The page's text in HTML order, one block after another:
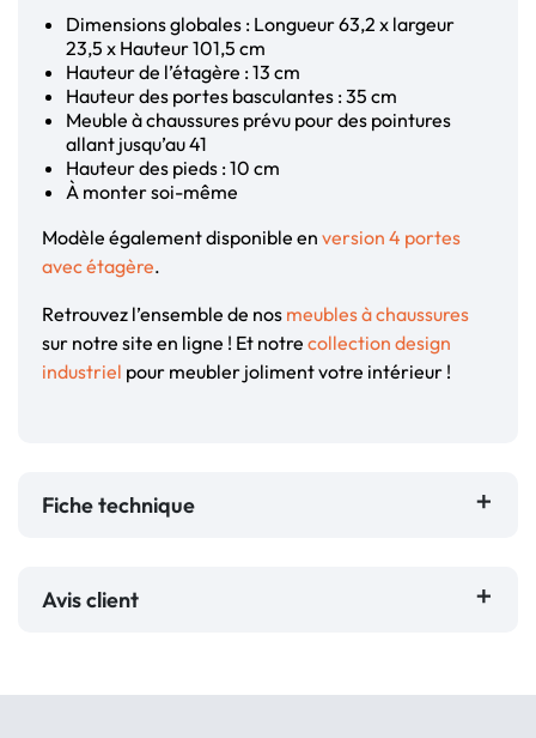
Dimensions globales : Longueur 63,2 x largeur
23,5 x Hauteur 101,5 cm
Hauteur de l’étagère : 13 cm
Hauteur des portes basculantes : 35 cm
Meuble à chaussures prévu pour des pointures
allant jusqu’au 41
Hauteur des pieds : 10 cm
À monter soi-même
Modèle également disponible en version 4 portes
avec étagère.
Retrouvez l’ensemble de nos meubles à chaussures
sur notre site en ligne ! Et notre collection design
industriel pour meubler joliment votre intérieur !
Fiche technique
Avis client